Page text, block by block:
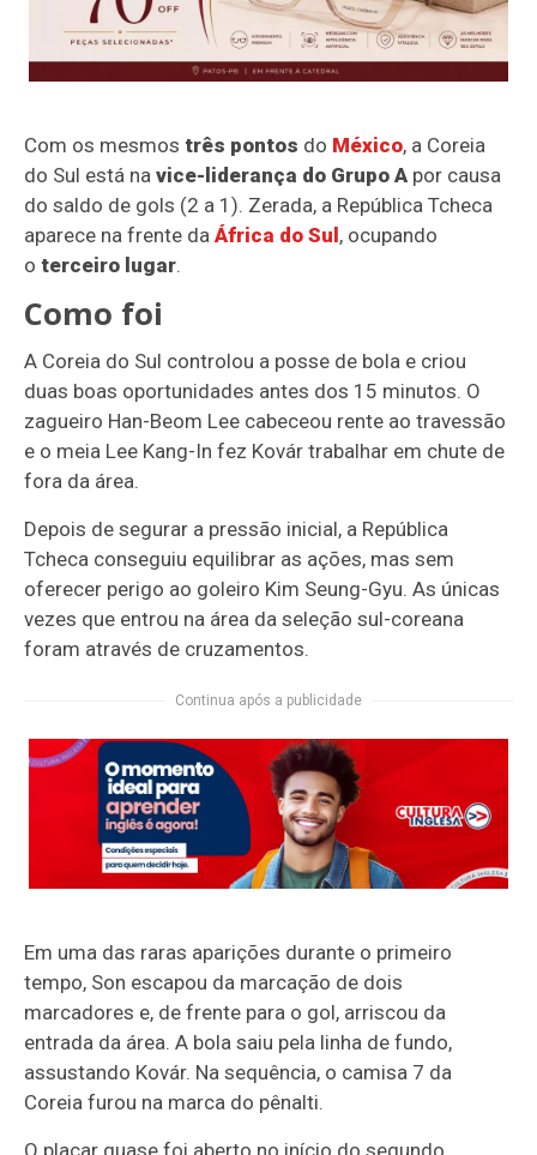
Com os mesmostrês pontos do México, a Coreia
do Sul está navice-liderança do Grupo A por causa
do saldo de gols (2 a 1). Zerada, a República Tcheca
aparece na frente daÁfrica do Sul, ocupando
oterceiro lugar.
Como foi
A Coreia do Sul controlou a posse de bola e criou
duas boas oportunidades antes dos 15 minutos. O
zagueiro Han-Beom Lee cabeceou rente ao travessão
e o meia Lee Kang-In fez Kovár trabalhar em chute de
fora da área.
Depois de segurar a pressão inicial, a República
Tcheca conseguiu equilibrar as ações, mas sem
oferecer perigo ao goleiro Kim Seung-Gyu. As únicas
vezes que entrou na área da seleção sul-coreana
foram através de cruzamentos.
Continua após a publicidade
Em uma das raras aparições durante o primeiro
tempo, Son escapou da marcação de dois
marcadores e, de frente para o gol, arriscou da
entrada da área. A bola saiu pela linha de fundo,
assustando Kovár. Na sequência, o camisa 7 da
Coreia furou na marca do pênalti.
O placar quase foi aberto no início do segundo